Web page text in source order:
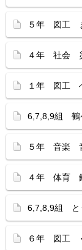
５年 図工
４年 社会
１年 図工
6,7,8,9組 鶴
５年 音楽
４年 体育
6,7,8,9組 と
６年 図工